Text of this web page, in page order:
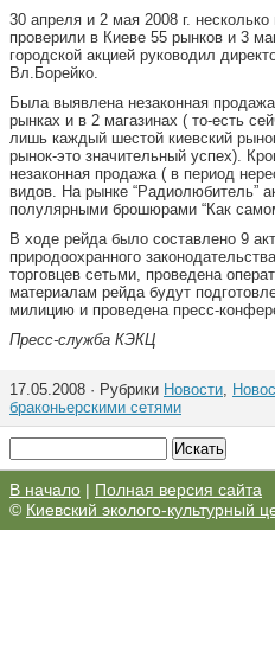
30 апреля и 2 мая 2008 г.
проверили в Киеве 55 рынков и 3
городской акцией руководил
Вл.Борейко.
Была выявлена незаконная
рынках и в 2 магазинах ( то-есть
лишь каждый шестой киевский
рынок-это значительный успех).
незаконная продажа ( в период
видов. На рынке “Радиолюбитель”
полулярными брошюрами “Как
В ходе рейда было составлено 9
природоохранного
торговцев сетьми, проведена
материалам рейда будут
милицию и проведена пресс-
Пресс-служба КЭКЦ
17.05.2008 · Рубрики Новости,
браконьерскими сетями
В начало | Полная версия сайта
© Киевский эколого-культурный